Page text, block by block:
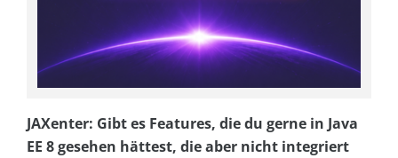
JAXenter: Gibt es Features, die du gerne in Java
EE 8 gesehen hättest, die aber nicht integriert